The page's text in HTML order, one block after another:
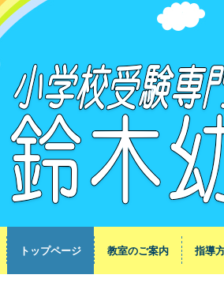
トップページ 教室のご案内 指導